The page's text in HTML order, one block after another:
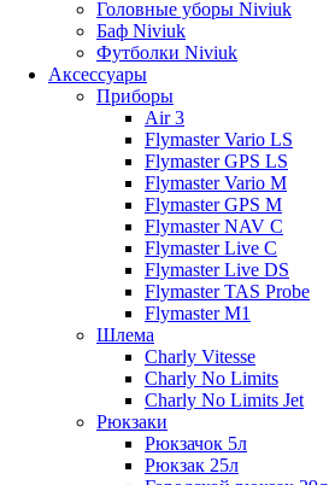
Головные уборы Niviuk
Баф Niviuk
Футболки Niviuk
Аксессуары
Приборы
Air 3
Flymaster Vario LS
Flymaster GPS LS
Flymaster Vario M
Flymaster GPS M
Flymaster NAV C
Flymaster Live C
Flymaster Live DS
Flymaster TAS Probe
Flymaster M1
Шлема
Charly Vitesse
Charly No Limits
Charly No Limits Jet
Рюкзаки
Рюкзачок 5л
Рюкзак 25л